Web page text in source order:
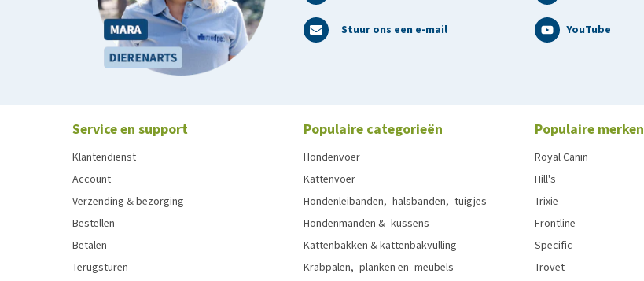
Stuur ons een e-mail YouTube
Service en support
Klantendienst
Account
Verzending & bezorging
Bestellen
Betalen
Terugsturen
Populaire categorieën
Hondenvoer
Kattenvoer
Hondenleibanden, -halsbanden, -tuigjes
Hondenmanden & -kussens
Kattenbakken & kattenbakvulling
Krabpalen, -planken en -meubels
Populaire merken
Royal Canin
Hill's
Trixie
Frontline
Specific
Trovet